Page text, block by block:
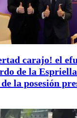
carajo! el
de la
la posesión